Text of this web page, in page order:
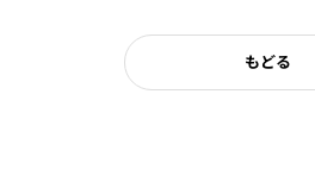
もどる